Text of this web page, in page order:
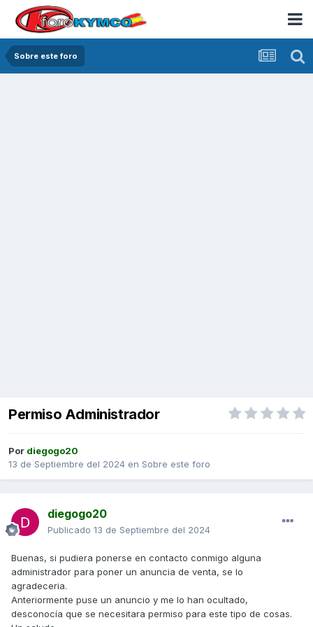
Sobre este foro
Permiso Administrador
Por diegogo20
13 de Septiembre del 2024 en Sobre este foro
diegogo20
Publicado 13 de Septiembre del 2024
Buenas, si pudiera ponerse en contacto conmigo alguna
administrador para poner un anuncia de venta, se lo
agradeceria.
Anteriormente puse un anuncio y me lo han ocultado,
desconocía que se necesitara permiso para este tipo de cosas.